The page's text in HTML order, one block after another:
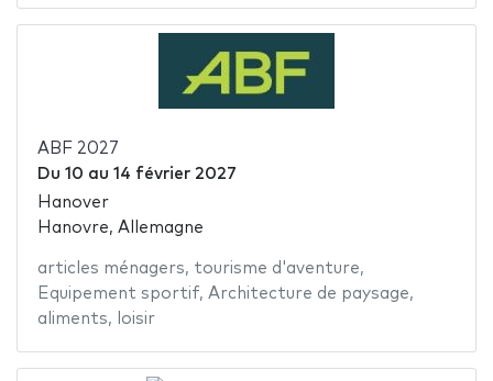
ABF 2027
Du 10 au 14 février 2027
Hanover
Hanovre, Allemagne
articles ménagers, tourisme d'aventure,
Equipement sportif, Architecture de paysage,
aliments, loisir